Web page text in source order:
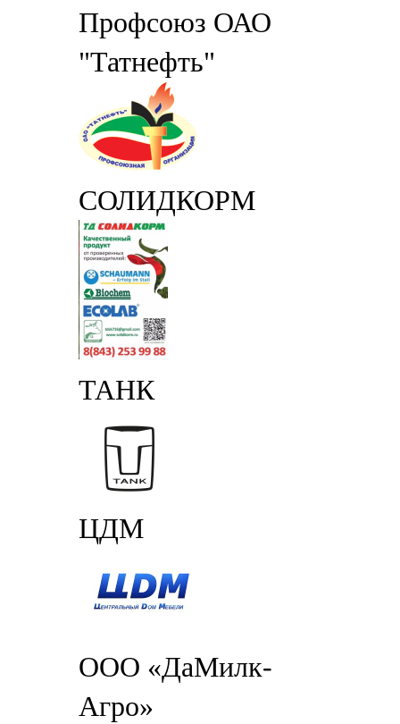
Профсоюз ОАО
"Татнефть"
СОЛИДКОРМ
ТАНК
ЦДМ
ООО «ДаМилк-
Агро»